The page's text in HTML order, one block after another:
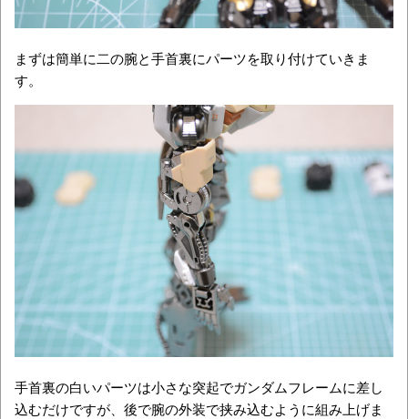
まずは簡単に二の腕と手首裏にパーツを取り付けていきま
す。
手首裏の白いパーツは小さな突起でガンダムフレームに差し
込むだけですが、後で腕の外装で挟み込むように組み上げま